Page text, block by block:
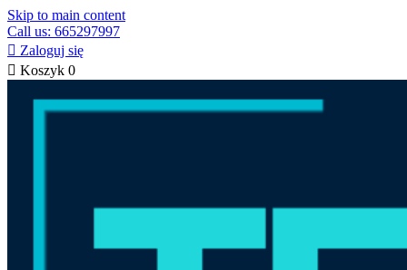
Skip to main content
Call us: 665297997
 Zaloguj się
 Koszyk 0